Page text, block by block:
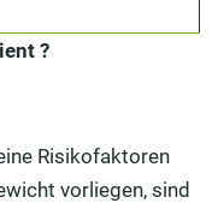
?
Risikofaktoren
vorliegen, sind